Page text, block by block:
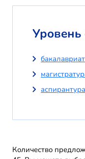
Уровень
аспирантура
Количество